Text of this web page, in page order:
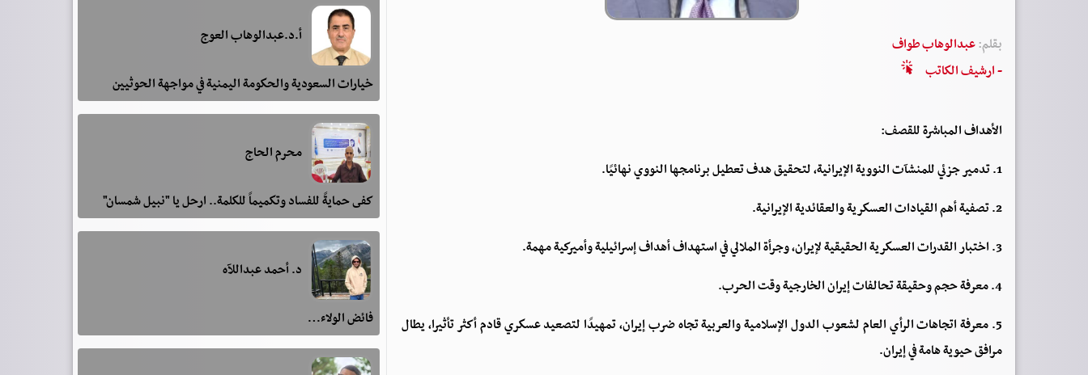
بقلم:عبدالوهاب طواف
- ارشيف الكاتب
الأهداف المباشرة للقصف:
1. تدمير جزئي للمنشآت النووية الإيرانية، لتحقيق هدف تعطيل برنامجها النووي نهائيًا.
2. تصفية أهم القيادات العسكرية والعقائدية الإيرانية.
3. اختبار القدرات العسكرية الحقيقية لإيران، وجرأة الملالي في استهداف أهداف إسرائيلية وأميركية مهمة.
4. معرفة حجم وحقيقة تحالفات إيران الخارجية وقت الحرب.
5. معرفة اتجاهات الرأي العام لشعوب الدول الإسلامية والعربية تجاه ضرب إيران، تمهيدًا لتصعيد عسكري قادم أكثر تأثيرا، يطال
مرافق حيوية هامة في إيران.
أ.د.عبدالوهاب العوج
خيارات السعودية والحكومة اليمنية في مواجهة الحوثيين
محرم الحاج
كفى حمايةً للفساد وتكميماً للكلمة.. ارحل يا "نبيل شمسان"
د. أحمد عبداللآه
فائض الولاء…